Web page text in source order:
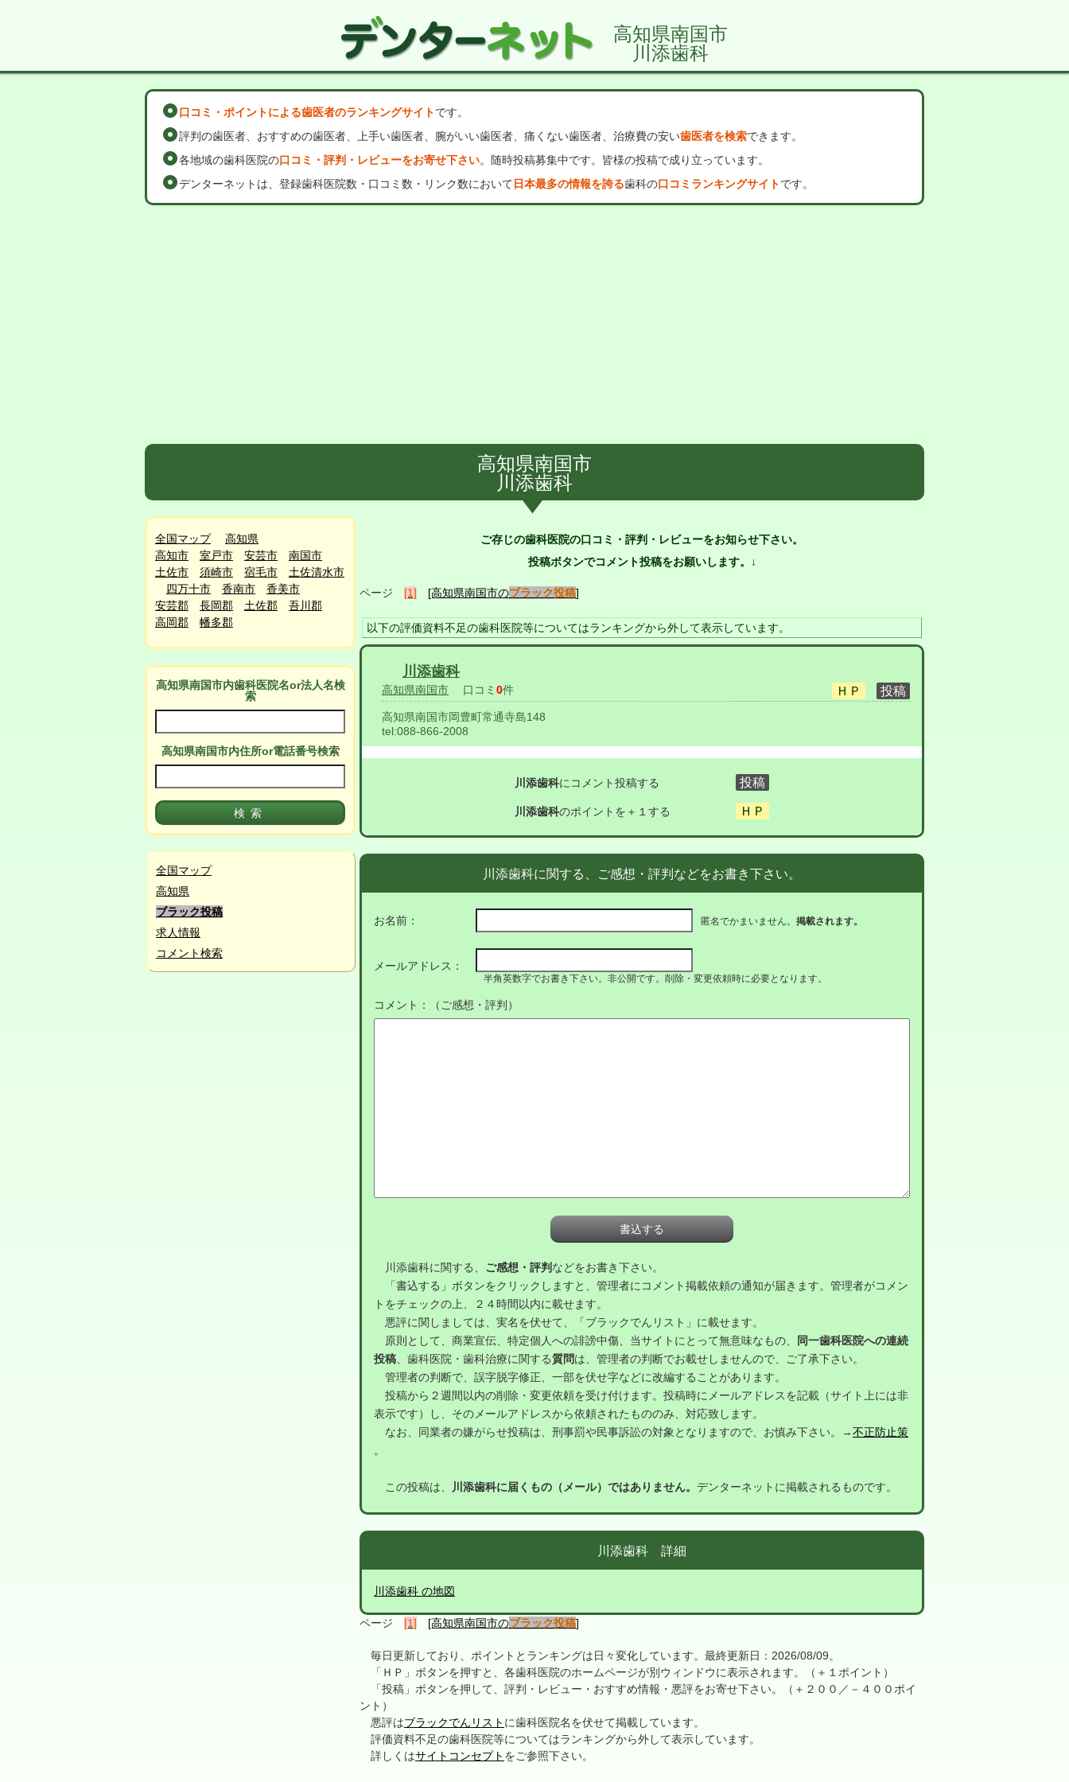
高知県南国市
川添歯科
口コミ・ポイントによる歯医者のランキングサイトです。
評判の歯医者、おすすめの歯医者、上手い歯医者、腕がいい歯医者、痛くない歯医者、治療費の安い歯医者を検索できます。
各地域の歯科医院の口コミ・評判・レビューをお寄せ下さい。随時投稿募集中です。皆様の投稿で成り立っています。
デンターネットは、登録歯科医院数・口コミ数・リンク数において 日本最多の情報を誇る歯科の口コミランキングサイトです。
高知県南国市
川添歯科
全国マップ
高知県
高知市
室戸市 安芸市
南国市
土佐市
須崎市 宿毛市
土佐清水市
四万十市
香南市
香美市
安芸郡
長岡郡 土佐郡
吾川郡
高岡郡
幡多郡
高知県南国市内歯科医院名or法人名検
索
高知県南国市内住所or電話番号検索
全国マップ
高知県
ブラック投稿
求人情報
コメント検索
ご存じの歯科医院の口コミ・評判・レビューをお知らせ下さい。
投稿ボタンでコメント投稿をお願いします。↓
ページ [1] [高知県南国市のブラック投稿]
以下の評価資料不足の歯科医院等についてはランキングから外して表示しています。
川添歯科
高知県南国市 口コミ 0件
高知県南国市岡豊町常通寺島148
tel:088-866-2008
川添歯科にコメント投稿する
川添歯科のポイントを＋１する
川添歯科に関する、ご感想・評判などをお書き下さい。
お名前： 匿名でかまいません。 掲載されます。
メールアドレス：
半角英数字でお書き下さい。非公開です。削除・変更依頼時に必要となります。
コメント：（ご感想・評判）
川添歯科に関する、 ご感想・評判 などをお書き下さい。
「書込する」ボタンをクリックしますと、管理者にコメント掲載依頼の通知が届きます。管理者がコメン
トをチェックの上、２４時間以内に載せます。
悪評に関しましては、実名を伏せて、「ブラックでんリスト」に載せます。
原則として、商業宣伝、特定個人への誹謗中傷、当サイトにとって無意味なもの、
同一歯科医院への連続
投稿 、歯科医院・歯科治療に関する質問は、管理者の判断でお載せしませんので、ご了承下さい。
管理者の判断で、誤字脱字修正、一部を伏せ字などに改編することがあります。
投稿から２週間以内の削除・変更依頼を受け付けます。投稿時にメールアドレスを記載（サイト上には非
表示です）し、そのメールアドレスから依頼されたもののみ、対応致します。
なお、同業者の嫌がらせ投稿は、刑事罰や民事訴訟の対象となりますので、お慎み下さい。→不正防止策
。
この投稿は、 川添歯科に届くもの（メール）ではありません。 デンターネットに掲載されるものです。
川添歯科 詳細
川添歯科 の地図
ページ [1] [高知県南国市のブラック投稿]
毎日更新しており、ポイントとランキングは日々変化しています。最終更新日：2026/08/09。
「ＨＰ」ボタンを押すと、各歯科医院のホームページが別ウィンドウに表示されます。（＋１ポイント）
「投稿」ボタンを押して、評判・レビュー・おすすめ情報・悪評をお寄せ下さい。（＋２００／－４００ポイ
ント）
悪評はブラックでんリスト に歯科医院名を伏せて掲載しています。
評価資料不足の歯科医院等についてはランキングから外して表示しています。
詳しくはサイトコンセプト をご参照下さい。